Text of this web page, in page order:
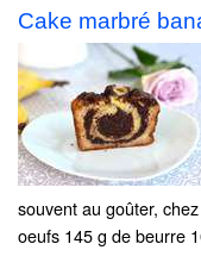
Cake marbré
souvent au goûter,
oeufs 145 g de beurre